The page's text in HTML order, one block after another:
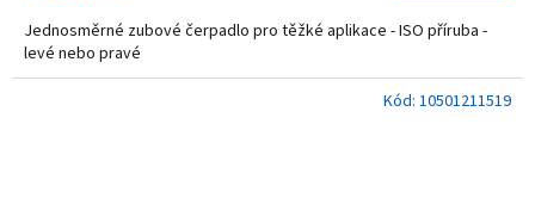
Jednosměrné zubové čerpadlo pro těžké aplikace - ISO příruba -
levé nebo pravé
Kód: 10501211519